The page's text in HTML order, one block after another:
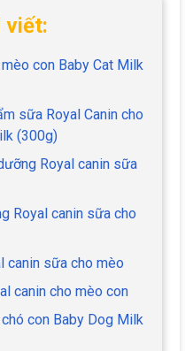
viết:
con Baby Cat Milk
sữa Royal Canin cho
(300g)
Royal canin sữa
Royal canin sữa cho
canin sữa cho mèo
canin cho mèo con
con Baby Dog Milk